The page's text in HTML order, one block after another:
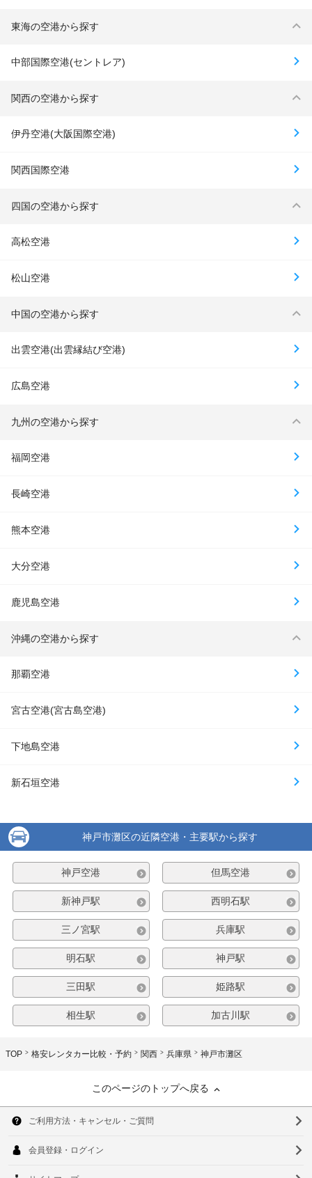
東海の空港から探す
中部国際空港(セントレア)
関西の空港から探す
伊丹空港(大阪国際空港)
関西国際空港
四国の空港から探す
高松空港
松山空港
中国の空港から探す
出雲空港(出雲縁結び空港)
広島空港
九州の空港から探す
福岡空港
長崎空港
熊本空港
大分空港
鹿児島空港
沖縄の空港から探す
那覇空港
宮古空港(宮古島空港)
下地島空港
新石垣空港
神戸市灘区の近隣空港・主要駅から探す
神戸空港 但馬空港
新神戸駅 西明石駅
三ノ宮駅 兵庫駅
明石駅 神戸駅
三田駅 姫路駅
相生駅 加古川駅
TOP 格安レンタカー比較・予約 関西 兵庫県 神戸市灘区
このページのトップへ戻る